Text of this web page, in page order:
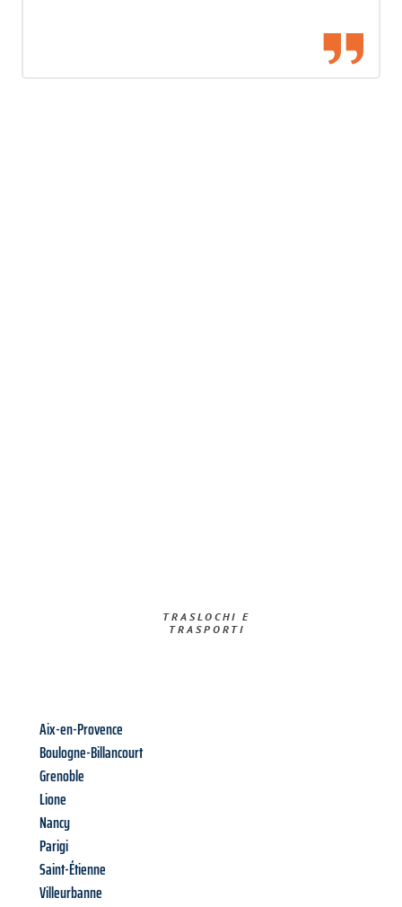
TRASLOCHI E
TRASPORTI​
Aix-en-Provence
Boulogne-Billancourt
Grenoble
Lione
Nancy
Parigi
Saint-Étienne
Villeurbanne